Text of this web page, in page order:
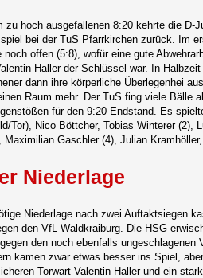
zu hoch ausgefallenen 8:20 kehrte die D-
bei der TuS Pfarrkirchen zurück. Im
noch offen (5:8), wofür eine gute
Haller der Schlüssel war. In
dann ihre körperliche Überlegenhei
Raum mehr. Der TuS fing viele Bälle
für den 9:20 Endstand. Es
Tor), Nico Böttcher, Tobias Winterer (2),
Maximilian Gaschler (4), Julian
Niederlage
Niederlage nach zwei Auftaktsiegen
den VfL Waldkraiburg. Die HSG
den noch ebenfalls ungeschlagenen
kamen zwar etwas besser ins Spiel,
Torwart Valentin Haller und ein